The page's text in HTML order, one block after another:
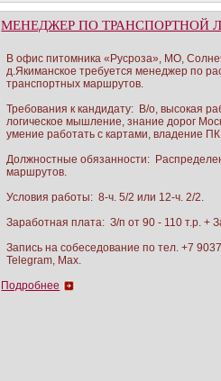
МЕНЕДЖЕР ПО ТРАНСПОРТНОЙ
В офис питомника «Русроза», МО,
д.Якиманское требуется менеджер по
транспортных маршрутов.
Требования к кандидату: В/о, высокая
логическое мышление, знание дорог
умение работать с картами, владение ПК.
Должностные обязанности:
маршрутов.
Условия работы: 8-ч. 5/2 или 12-ч. 2/2.
Заработная плата: З/п от 90 - 110 т.р. +
Запись на собеседование по тел. +7
Telegram, Max.
Подробнее